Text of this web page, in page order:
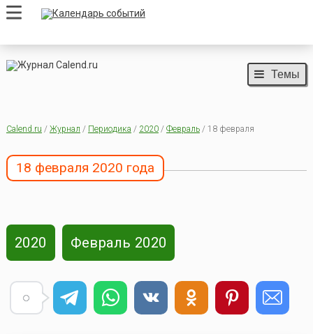
Темы
Calend.ru / Журнал / Периодика / 2020/ Февраль/ 18 февраля
18 февраля 2020 года
2020 Февраль 2020